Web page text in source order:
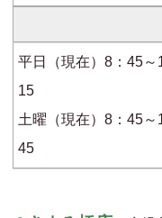
平日（現在）8：45
15
土曜（現在）8：45
45